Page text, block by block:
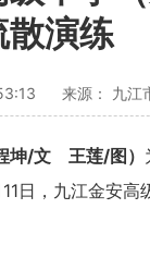
散演练
来源： 九江
坤/文 王莲/图）
日，九江金安高